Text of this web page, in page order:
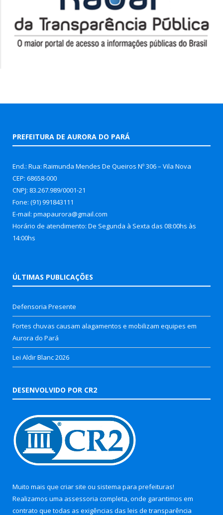
PREFEITURA DE AURORA DO PARÁ
End.: Rua: Raimunda Mendes De Queiros Nº 306 – Vila Nova
CEP: 68658-000
CNPJ: 83.267.989/0001-21
Fone: (91) 991843111
E-mail: pmapaurora@gmail.com
Horário de atendimento: De Segunda à Sexta das 08:00hs às
14:00hs
ÚLTIMAS PUBLICAÇÕES
Defensoria Presente
Fortes chuvas causam alagamentos e mobilizam equipes em
Aurora do Pará
Lei Aldir Blanc 2026
DESENVOLVIDO POR CR2
Muito mais que criar site ou sistema para prefeituras!
Realizamos uma assessoria completa, onde garantimos em
contrato que todas as exigências das leis de transparência